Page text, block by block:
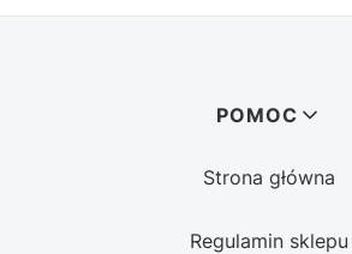
POMOC
Strona główna
Regulamin sklepu